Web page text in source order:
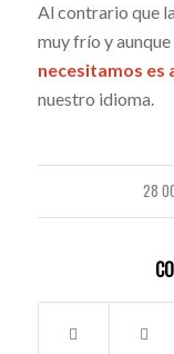
Al contrario que
muy frío y
necesitamos es
nuestro idioma.
28